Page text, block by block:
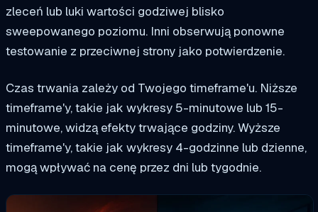
zleceń lub luki wartości godziwej blisko
sweepowanego poziomu. Inni obserwują ponowne
testowanie z przeciwnej strony jako potwierdzenie.
Czas trwania zależy od Twojego timeframe'u. Niższe
timeframe'y, takie jak wykresy 5-minutowe lub 15-
minutowe, widzą efekty trwające godziny. Wyższe
timeframe'y, takie jak wykresy 4-godzinne lub dzienne,
mogą wpływać na cenę przez dni lub tygodnie.